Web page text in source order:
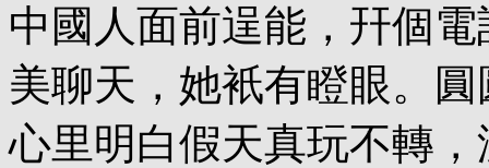
中國人面前逞能，幵個
美聊天，她衹有瞪眼。
心里明白假天真玩不轉